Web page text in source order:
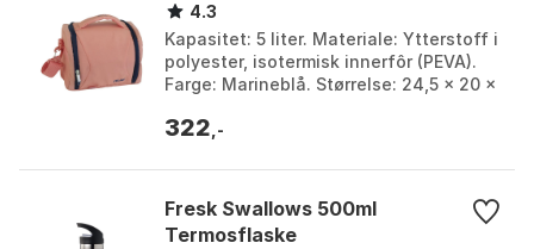
4.3
Kapasitet: 5 liter. Materiale: Ytterstoff i
polyester, isotermisk innerfôr (PEVA).
Farge: Marineblå. Størrelse: 24,5 x 20 x
322 ,-
Fresk Swallows 500ml
Termosflaske